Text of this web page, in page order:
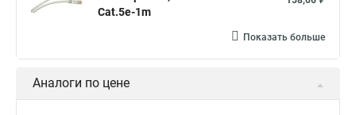
Cat.5e-1m
Показать больше
Аналоги по цене